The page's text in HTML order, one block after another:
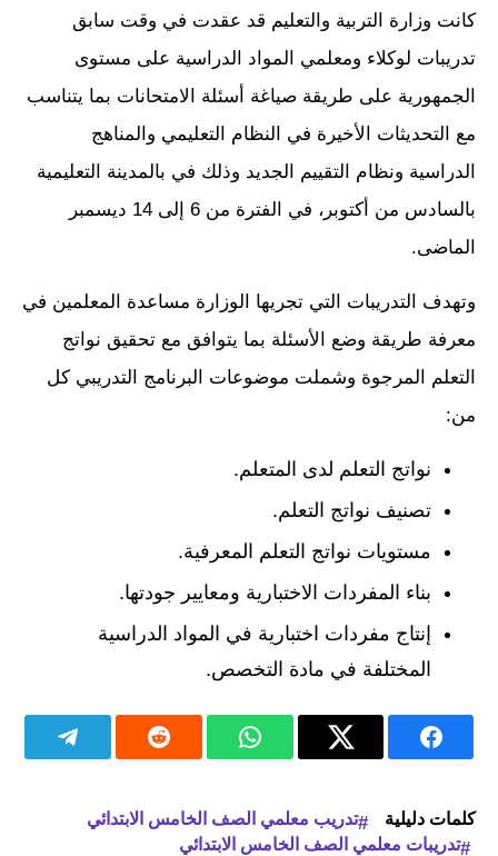
كانت وزارة التربية والتعليم قد عقدت في وقت سابق
تدريبات لوكلاء ومعلمي المواد الدراسية على مستوى
الجمهورية على طريقة صياغة أسئلة الامتحانات بما يتناسب
مع التحديثات الأخيرة في النظام التعليمي والمناهج
الدراسية ونظام التقييم الجديد وذلك في بالمدينة التعليمية
بالسادس من أكتوبر، في الفترة من 6 إلى 14 ديسمبر
الماضى.
وتهدف التدريبات التي تجريها الوزارة مساعدة المعلمين في
معرفة طريقة وضع الأسئلة بما يتوافق مع تحقيق نواتج
التعلم المرجوة وشملت موضوعات البرنامج التدريبي كل
من:
نواتج التعلم لدى المتعلم.
تصنيف نواتج التعلم.
مستويات نواتج التعلم المعرفية.
بناء المفردات الاختبارية ومعايير جودتها.
إنتاج مفردات اختبارية في المواد الدراسية
المختلفة في مادة التخصص.
كلمات دليلية
تدريب معلمي الصف الخامس الابتدائي
تدريبات معلمي الصف الخامس الابتدائي